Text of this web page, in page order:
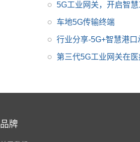
PE 工业网关方案、边
缘计算网关方案，降低
了客户二次开发的难
的解决方案，产品详
5G工业网关，开启智
车地5G传输终端
行业分享-5G+智慧港
第三代5G工业网关在
品牌